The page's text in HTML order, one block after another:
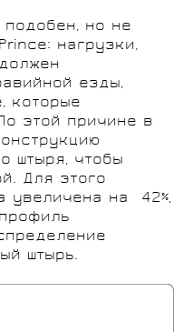
но не
нагрузки,
езды,
которые
этой причине в
штыря, чтобы
Для этого
увеличена на 42%,
штырь.